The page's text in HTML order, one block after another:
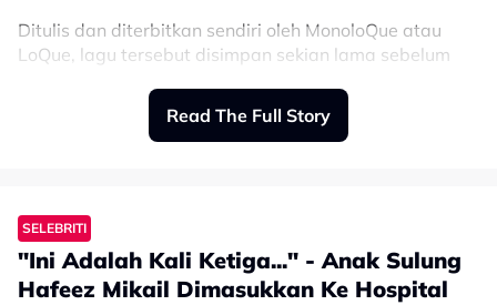
Ditulis dan diterbitkan sendiri oleh MonoloQue atau
LoQue, lagu tersebut disimpan sekian lama sebelum
Kali ini, Pujaan Hatiku tampil dengan susunan muzik
Sebaliknya, lagu tersebut hanya diiringi petikan gitar
akustik, piano dan synthesizer sekali gus memberikan
suasana lebih ‘telanjang’ dan mendalam.
Read The Full Story
SELEBRITI
"Ini Adalah Kali Ketiga..." - Anak Sulung
Hafeez Mikail Dimasukkan Ke Hospital